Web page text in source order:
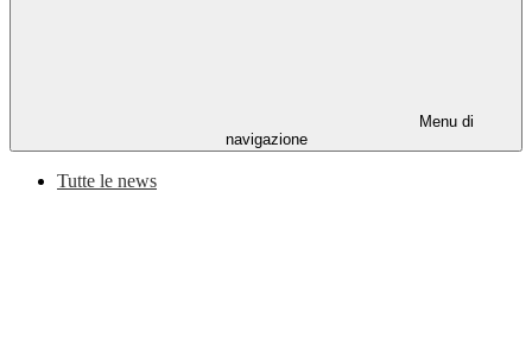
Menu di
navigazione
Tutte le news